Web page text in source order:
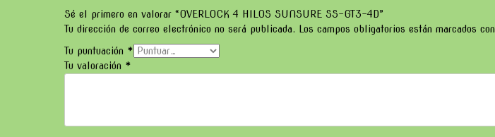
Sé el primero en valorar “OVERLOCK 4 HILOS SUNSURE SS-GT3-4D”
Tu dirección de correo electrónico no será publicada. Los campos obligatorios están marcados con
Tu puntuación *
Tu valoración *